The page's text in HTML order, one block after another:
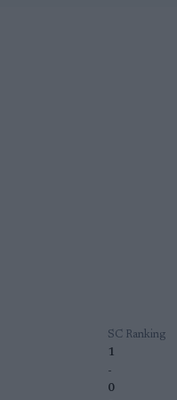
SC Ranking
1
-
0